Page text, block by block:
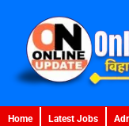
content
Home Latest Jobs